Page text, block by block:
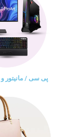
پی سی / مانیتور و